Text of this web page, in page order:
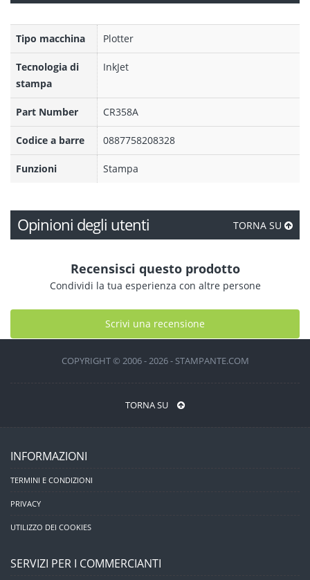
Tipo macchina Plotter
Tecnologia di
stampa
InkJet
Part Number CR358A
Codice a barre 0887758208328
Funzioni Stampa
Opinioni degli utenti TORNA SU
Recensisci questo prodotto
Condividi la tua esperienza con altre persone
Scrivi una recensione
COPYRIGHT © 2006 - 2026 - STAMPANTE.COM
TORNA SU
INFORMAZIONI
TERMINI E CONDIZIONI
PRIVACY
UTILIZZO DEI COOKIES
SERVIZI PER I COMMERCIANTI